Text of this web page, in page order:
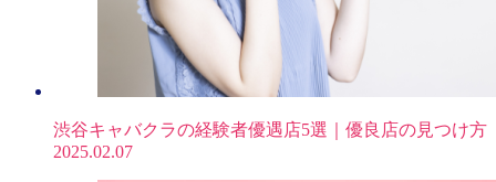
渋谷キャバクラの経験者優遇店5選｜優良店の見つけ方
2025.02.07